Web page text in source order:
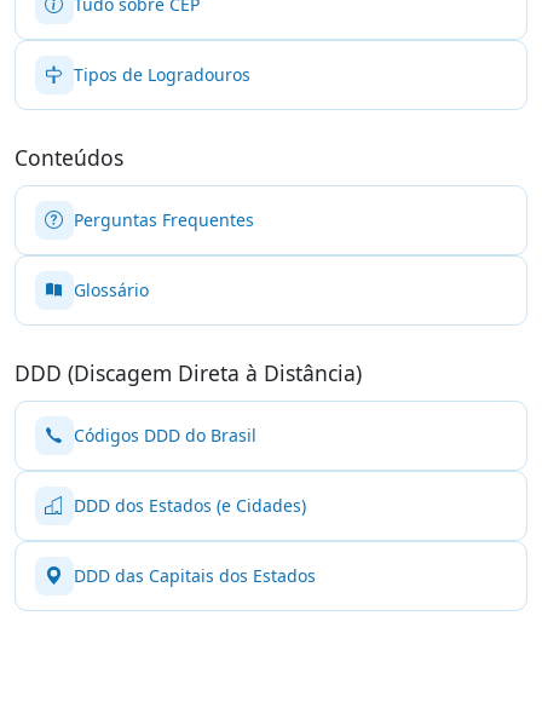
Tipos de Logradouros
Conteúdos
Perguntas Frequentes
Glossário
DDD (Discagem Direta à Distância)
Códigos DDD do Brasil
DDD dos Estados (e Cidades)
DDD das Capitais dos Estados